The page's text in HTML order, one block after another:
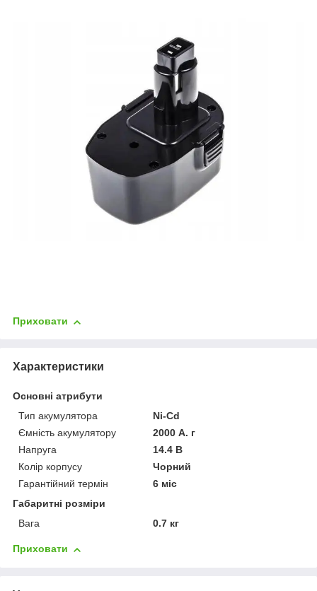
Приховати
Характеристики
Основні атрибути
Тип акумулятора
Ni-Cd
Ємність акумулятору
2000 А. г
Напруга
14.4 В
Колір корпусу
Чорний
Гарантійний термін
6 міс
Габаритні розміри
Вага
0.7 кг
Приховати